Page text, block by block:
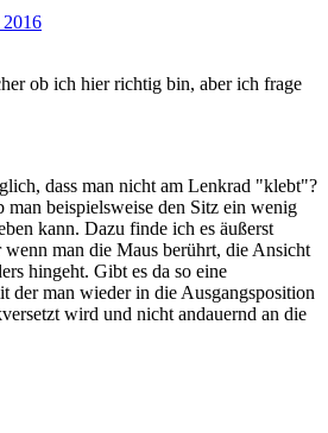
2016
ob ich hier richtig bin, aber ich frage
dass man nicht am Lenkrad "klebt"?
man beispielsweise den Sitz ein wenig
kann. Dazu finde ich es äußerst
wenn man die Maus berührt, die Ansicht
hingeht. Gibt es da so eine
der man wieder in die Ausgangsposition
wird und nicht andauernd an die